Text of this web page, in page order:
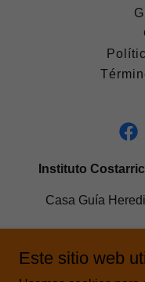
Instituto
Casa Guía
506 2560-4842
Este sitio web